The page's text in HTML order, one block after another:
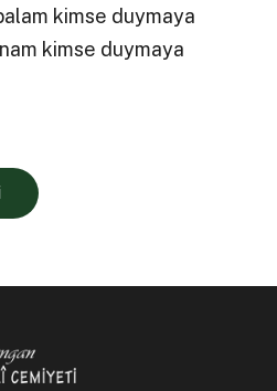
kimse duymaya
kimse duymaya